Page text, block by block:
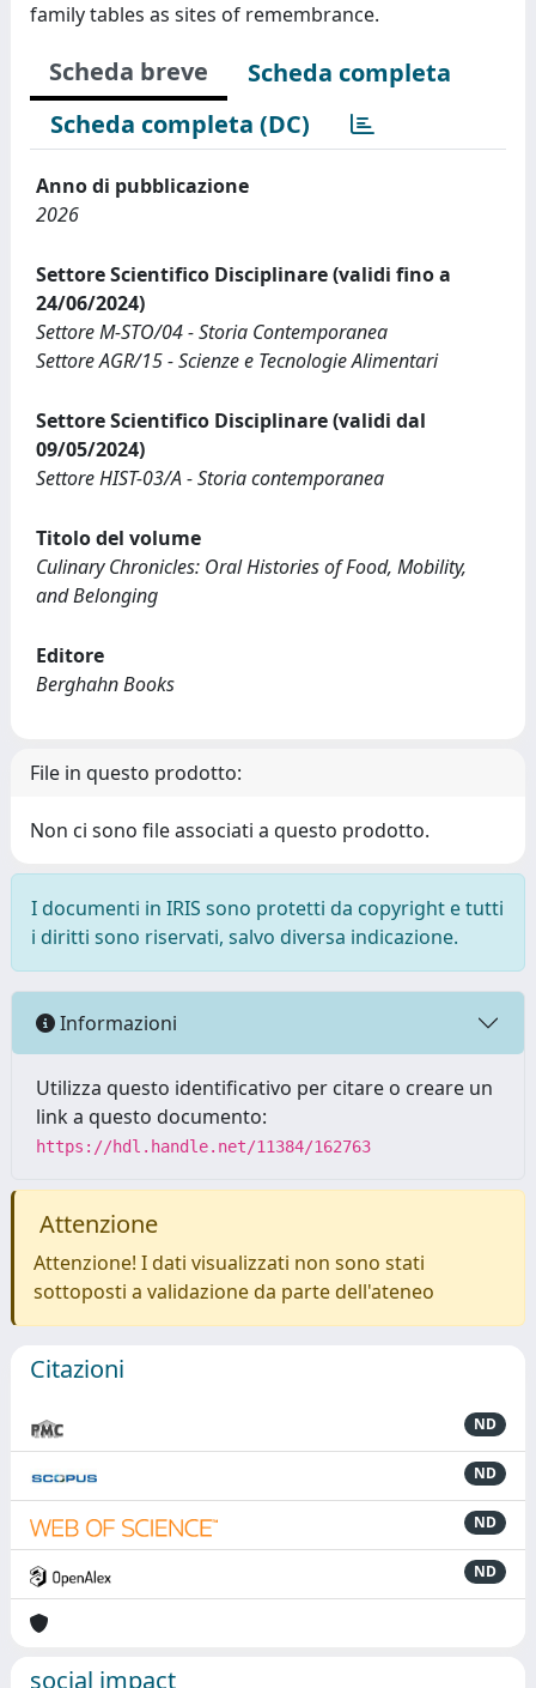
family tables as sites of remembrance.
Scheda breve
Scheda completa
Scheda completa (DC)
Anno di pubblicazione
2026
Settore Scientifico Disciplinare (validi fino a
24/06/2024)
Settore M-STO/04 - Storia Contemporanea
Settore AGR/15 - Scienze e Tecnologie Alimentari
Settore Scientifico Disciplinare (validi dal
09/05/2024)
Settore HIST-03/A - Storia contemporanea
Titolo del volume
Culinary Chronicles: Oral Histories of Food, Mobility,
and Belonging
Editore
Berghahn Books
File in questo prodotto:
Non ci sono file associati a questo prodotto.
I documenti in IRIS sono protetti da copyright e tutti
i diritti sono riservati, salvo diversa indicazione.
Informazioni
Utilizza questo identificativo per citare o creare un
link a questo documento:
https://hdl.handle.net/11384/162763
Attenzione
Attenzione! I dati visualizzati non sono stati
sottoposti a validazione da parte dell'ateneo
Citazioni
ND
ND
ND
ND
social impact